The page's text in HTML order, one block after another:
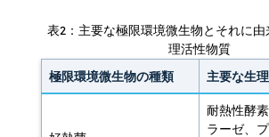
表2：主要な極限環境微生物とそれに
理活性物質
極限環境微生物の種類 主要な生
耐熱性酵
ラーゼ、